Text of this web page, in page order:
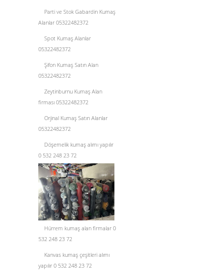
Parti ve Stok Gabardin Kumaş
Alanlar 05322482372
Spot Kumaş Alanlar
05322482372
Şifon Kumaş Satın Alan
05322482372
Zeytinburnu Kumaş Alan
firması 05322482372
Orjinal Kumaş Satın Alanlar
05322482372
Döşemelik kumaş alımı yapılır
0 532 248 23 72
Hürrem kumaş alan firmalar 0
532 248 23 72
Kanvas kumaş çeşitleri alımı
yapılır 0 532 248 23 72